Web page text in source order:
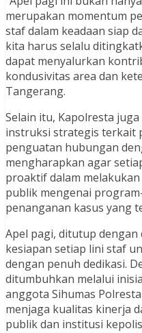
merupakan momentum
staf dalam keadaan siap
kita harus selalu
dapat menyalurkan
kondusivitas area dan
Tangerang.
Selain itu, Kapolresta
instruksi strategis terkait
penguatan hubungan
mengharapkan agar
proaktif dalam
publik mengenai
penanganan kasus yang
Apel pagi, ditutup
kesiapan setiap lini staf
dengan penuh dedikasi.
ditumbuhkan melalui
anggota Sihumas
menjaga kualitas kinerja
publik dan institusi